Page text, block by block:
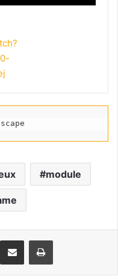
module
Partager par email Imprimer